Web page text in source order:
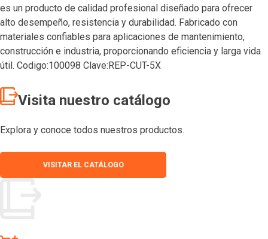
es un producto de calidad profesional diseñado para ofrecer
alto desempeño, resistencia y durabilidad. Fabricado con
materiales confiables para aplicaciones de mantenimiento,
construcción e industria, proporcionando eficiencia y larga vida
útil. Codigo:100098 Clave:REP-CUT-5X
Visita nuestro catálogo
Explora y conoce todos nuestros productos.
VISITAR EL CATÁLOGO